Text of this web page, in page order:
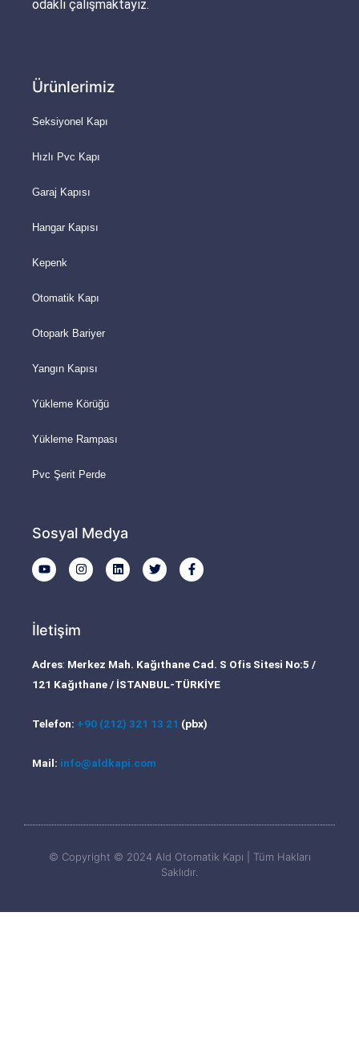
odaklı çalışmaktayız.
Ürünlerimiz
Seksiyonel Kapı
Hızlı Pvc Kapı
Garaj Kapısı
Hangar Kapısı
Kepenk
Otomatik Kapı
Otopark Bariyer
Yangın Kapısı
Yükleme Körüğü
Yükleme Rampası
Pvc Şerit Perde
Sosyal Medya
Y
o
u
b
e
I
n
s
r
m
L
i
n
T
w
i
F
a
c
-
f
İletişim
Adres: Merkez Mah. Kağıthane Cad. S Ofis Sitesi No:5 /
121 Kağıthane / İSTANBUL-TÜRKİYE
Telefon: +90 (212) 321 13 21 (pbx)
Mail: info@aldkapi.com
© Copyright © 2024 Ald Otomatik Kapı | Tüm Hakları
Saklıdır.